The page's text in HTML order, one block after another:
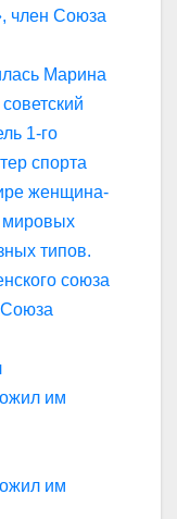
Марина
1-го
спорта
женщина-
мировых
типов.
союза
им